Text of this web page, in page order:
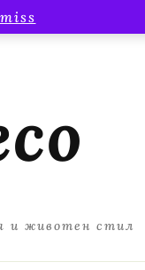
и животен стил